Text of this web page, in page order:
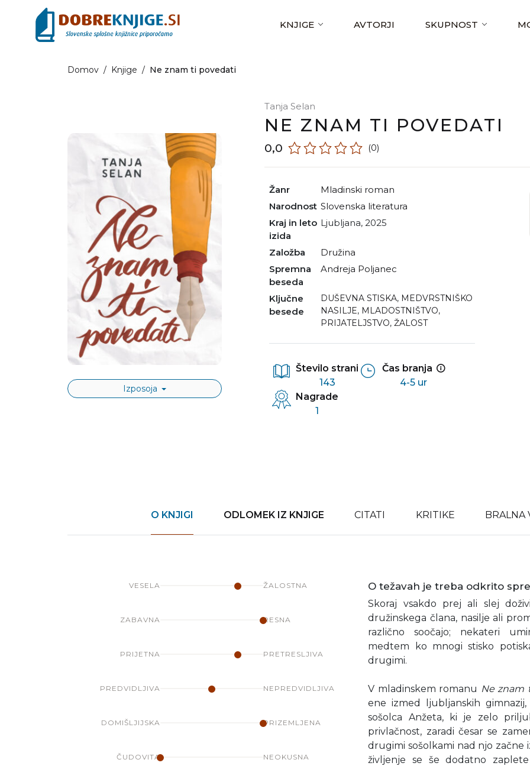
KNJIGE AVTORJI SKUPNOST
Domov / Knjige / Ne znam ti povedati
Izposoja
Tanja Selan
NE ZNAM TI POVEDATI
0,0 (0)
Žanr
mladinski roman
Narodnost
slovenska literatura
Kraj in leto
izida
Ljubljana, 2025
Založba
Družina
Spremna
beseda
Andreja Poljanec
Ključne
besede
DUŠEVNA STISKA, MEDVRSTNIŠKO
NASILJE, MLADOSTNIŠTVO,
PRIJATELJSTVO, ŽALOST
Število strani
143
Čas branja
4-5 ur
Nagrade
1
O KNJIGI ODLOMEK IZ KNJIGE CITATI KRITIKE BRALNA
VESELA ŽALOSTNA
ZABAVNA RESNA
PRIJETNA PRETRESLJIVA
PREDVIDLJIVA NEPREDVIDLJIVA
DOMIŠLJIJSKA PRIZEMLJENA
ČUDOVITA NEOKUSNA
O težavah je treba odkrito
Skoraj vsakdo prej ali slej
družinskega člana, nasilje ali
različno soočajo; nekateri
medtem ko mnogi stisko
drugimi.
V mladinskem romanu Ne znam
ene izmed ljubljanskih
sošolca Anžeta, ki je zelo
privlačnost, zaradi česar se
drugimi sošolkami nad njo začne
življenje se še dodatno